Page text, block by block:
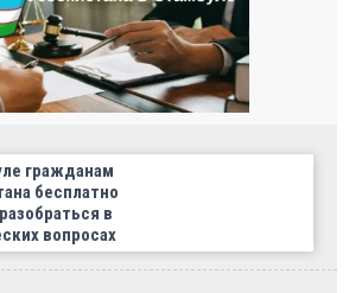
гражданам
бесплатно
в
вопросах